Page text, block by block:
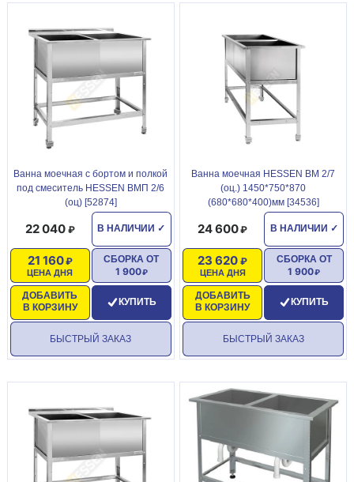
Ванна моечная с бортом и полкой
под смеситель HESSEN ВМП 2/6
(оц) [52874]
В НАЛИЧИИ ✓
22 040
ЦЕНА ДНЯ
21 160
ДОБАВИТЬ
В КОРЗИНУ
СБОРКА ОТ
1 900
КУПИТЬ
БЫСТРЫЙ ЗАКАЗ
Ванна моечная HESSEN ВМ 2/7
(оц.) 1450*750*870
(680*680*400)мм [34536]
В НАЛИЧИИ ✓
24 600
ЦЕНА ДНЯ
23 620
ДОБАВИТЬ
В КОРЗИНУ
СБОРКА ОТ
1 900
КУПИТЬ
БЫСТРЫЙ ЗАКАЗ